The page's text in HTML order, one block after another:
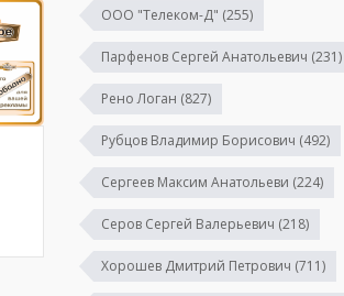
ООО "Телеком-Д" (255)
Парфенов Сергей Анатольевич (231)
Рено Логан (827)
Рубцов Владимир Борисович (492)
Сергеев Максим Анатольеви (224)
Серов Сергей Валерьевич (218)
Хорошев Дмитрий Петрович (711)